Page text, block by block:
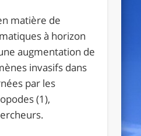
matière de
à horizon
augmentation de
invasifs dans
par les
(1),